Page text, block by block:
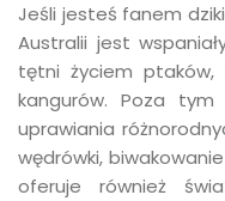
Jeśli jesteś fanem
Australii jest
tętni życiem ptaków,
kangurów. Poza
uprawiania
wędrówki,
oferuje również